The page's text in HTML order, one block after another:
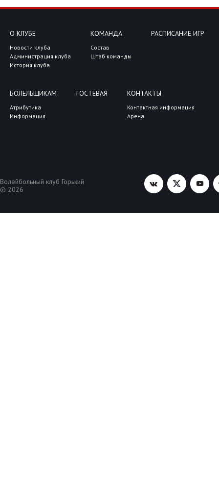
О КЛУБЕ
Новости клуба
Администрация клуба
История клуба
КОМАНДА
Состав
Штаб команды
РАСПИСАНИЕ ИГР
БОЛЕЛЬЩИКАМ
Атрибутика
Информация
ГОСТЕВАЯ КОНТАКТЫ
Контактная информация
Арена
Волейбольный клуб Горький
© 2026